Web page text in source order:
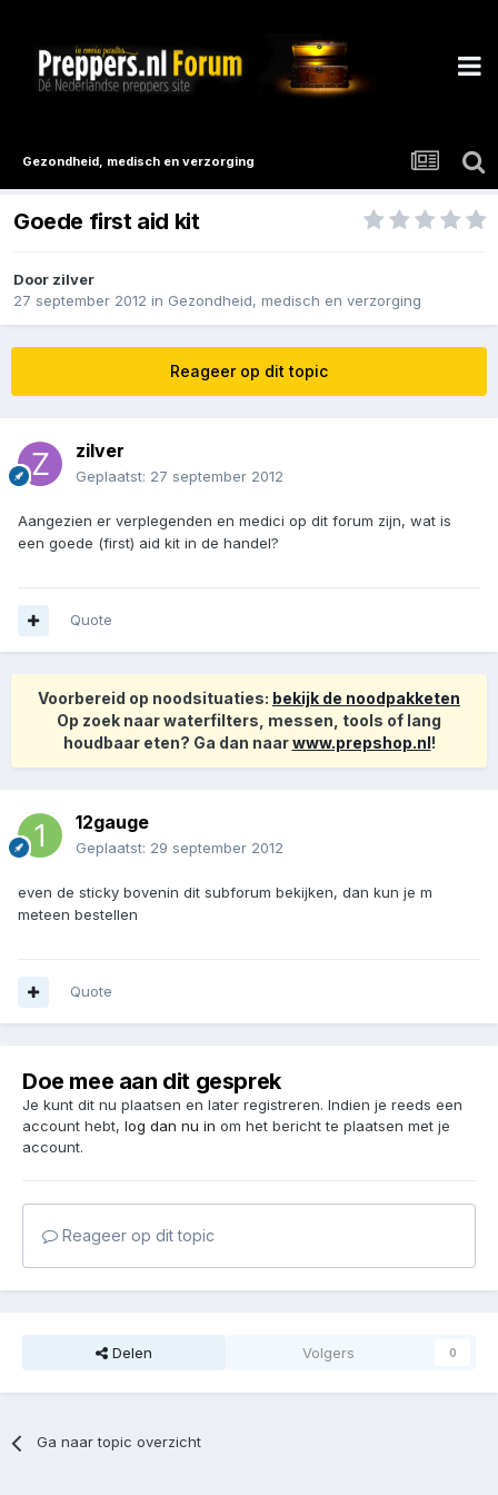
Gezondheid, medisch en verzorging
Goede first aid kit
Door zilver
27 september 2012 in Gezondheid, medisch en verzorging
Reageer op dit topic
zilver
Geplaatst: 27 september 2012
Aangezien er verplegenden en medici op dit forum zijn, wat is
een goede (first) aid kit in de handel?
Quote
Voorbereid op noodsituaties: bekijk de noodpakketen
Op zoek naar waterfilters, messen, tools of lang
houdbaar eten? Ga dan naarwww.prepshop.nl!
12gauge
Geplaatst: 29 september 2012
even de sticky bovenin dit subforum bekijken, dan kun je m
meteen bestellen
Quote
Doe mee aan dit gesprek
Je kunt dit nu plaatsen en later registreren. Indien je reeds een
account hebt, log dan nu in om het bericht te plaatsen met je
account.
Reageer op dit topic
Delen Volgers 0
Ga naar topic overzicht